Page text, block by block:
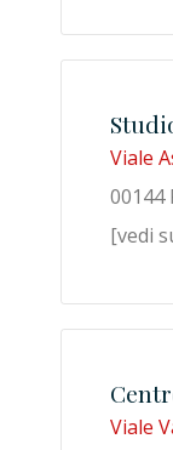
Viale
00144
[vedi
Viale